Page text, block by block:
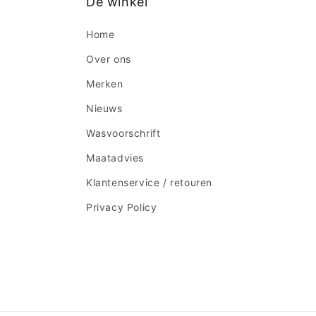
Home
Over ons
Merken
Nieuws
Wasvoorschrift
Maatadvies
Klantenservice / retouren
Privacy Policy